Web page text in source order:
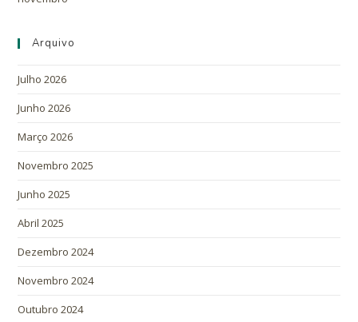
Arquivo
Julho 2026
Junho 2026
Março 2026
Novembro 2025
Junho 2025
Abril 2025
Dezembro 2024
Novembro 2024
Outubro 2024